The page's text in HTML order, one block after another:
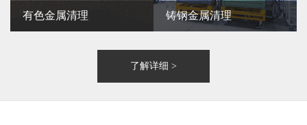
有色金属清理
合金钢等钢铸件全自动化打磨、
斗齿、履带板、摇枕、阀门、铁
铸钢金属清理
合金钢等钢铸件全自动化打磨、
斗齿、履带板、摇枕、阀门、铁
了解详细 >